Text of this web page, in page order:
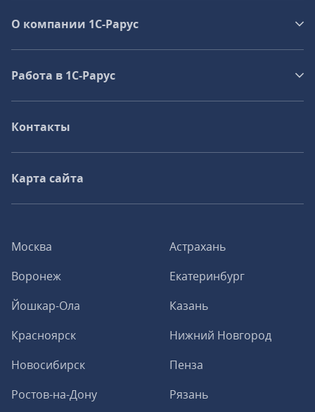
Москва
Астрахань
Воронеж
Екатеринбург
Йошкар-Ола
Казань
Красноярск
Нижний Новгород
Новосибирск
Пенза
Ростов-на-Дону
Рязань
О компании 1C-Рарус
Работа в 1С‑Рарус
Контакты
Карта сайта